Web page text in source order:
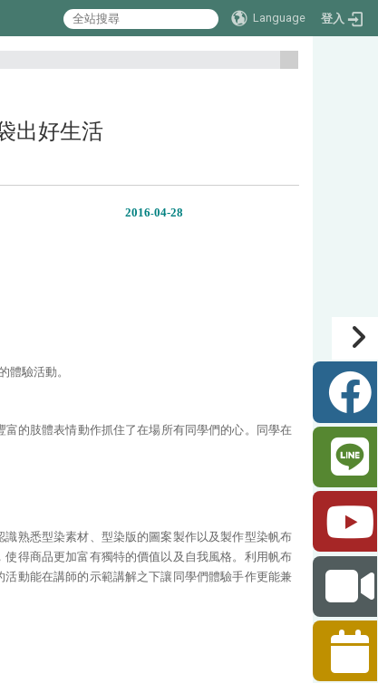
Language 登入
:::
出好生活
2016-04-28
體驗活動。
的肢體表情動作抓住了在場所有同學們的心。同學在
熟悉型染素材、型染版的圖案製作以及製作型染帆布
得商品更加富有獨特的價值以及自我風格。利用帆布
動能在講師的示範講解之下讓同學們體驗手作更能兼